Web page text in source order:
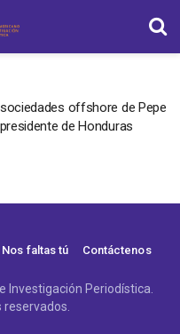
offshore de Pepe
de Honduras
Nos faltas tú Contáctenos
Periodística.